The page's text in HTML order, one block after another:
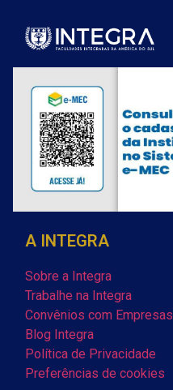
A INTEGRA
Sobre a Integra
Trabalhe na Integra
Convênios com Empresas
Blog Integra
Política de Privacidade
Preferências de cookies